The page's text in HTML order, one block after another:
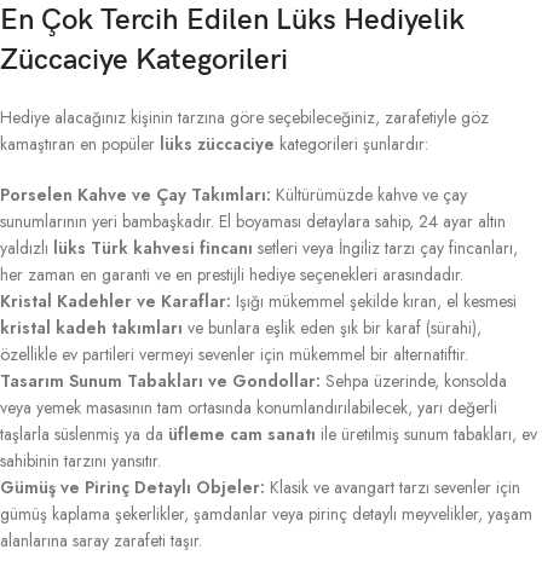
En Çok Tercih Edilen Lüks Hediyelik
Züccaciye Kategorileri
Hediye alacağınız kişinin tarzına göre seçebileceğiniz, zarafetiyle göz
kamaştıran en popüler lüks züccaciye kategorileri şunlardır:
Porselen Kahve ve Çay Takımları: Kültürümüzde kahve ve çay
sunumlarının yeri bambaşkadır. El boyaması detaylara sahip, 24 ayar altın
yaldızlı lüks Türk kahvesi fincanı setleri veya İngiliz tarzı çay fincanları,
her zaman en garanti ve en prestijli hediye seçenekleri arasındadır.
Kristal Kadehler ve Karaflar: Işığı mükemmel şekilde kıran, el kesmesi
kristal kadeh takımları ve bunlara eşlik eden şık bir karaf (sürahi),
özellikle ev partileri vermeyi sevenler için mükemmel bir alternatiftir.
Tasarım Sunum Tabakları ve Gondollar: Sehpa üzerinde, konsolda
veya yemek masasının tam ortasında konumlandırılabilecek, yarı değerli
taşlarla süslenmiş ya da üfleme cam sanatı ile üretilmiş sunum tabakları, ev
sahibinin tarzını yansıtır.
Gümüş ve Pirinç Detaylı Objeler: Klasik ve avangart tarzı sevenler için
gümüş kaplama şekerlikler, şamdanlar veya pirinç detaylı meyvelikler, yaşam
alanlarına saray zarafeti taşır.